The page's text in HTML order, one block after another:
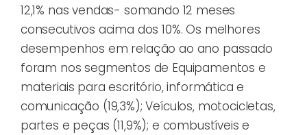
12,1% nas vendas- somando 12 meses
consecutivos acima dos 10%. Os melhores
desempenhos em relação ao ano passado
foram nos segmentos de Equipamentos e
materiais para escritório, informática e
comunicação (19,3%); Veículos, motocicletas,
partes e peças (11,9%); e combustíveis e